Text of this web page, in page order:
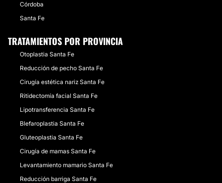
Córdoba
Santa Fe
TRATAMIENTOS POR PROVINCIA
Otoplastia Santa Fe
Reducción de pecho Santa Fe
Cirugía estética nariz Santa Fe
Ritidectomía facial Santa Fe
Lipotransferencia Santa Fe
Blefaroplastia Santa Fe
Gluteoplastia Santa Fe
Cirugía de mamas Santa Fe
Levantamiento mamario Santa Fe
Reducción barriga Santa Fe